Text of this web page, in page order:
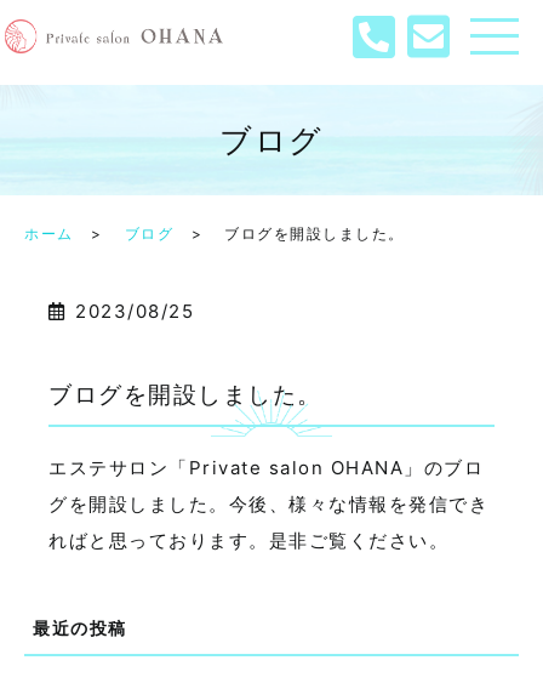
ブログ
ホーム ブログ ブログを開設しました。
2023/08/25
ブログを開設しました。
エステサロン「Private salon OHANA」のブロ
グを開設しました。今後、様々な情報を発信でき
ればと思っております。是非ご覧ください。